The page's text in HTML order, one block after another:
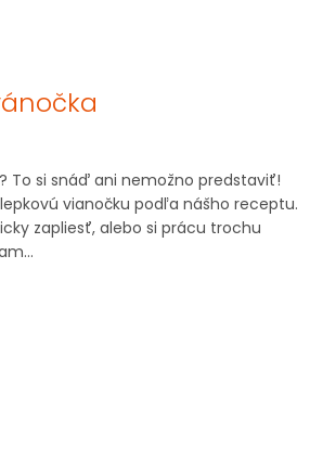
To si snáď ani nemožno predstaviť!
vianočku podľa nášho receptu.
zapliesť, alebo si prácu trochu